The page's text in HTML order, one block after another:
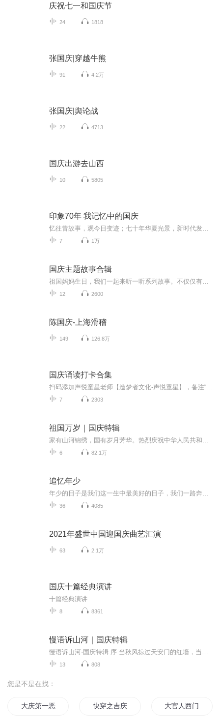
庆祝七一和国庆节
24 1818
张国庆|穿越牛熊
91 4.2万
张国庆|舆论战
22 4713
国庆出游去山西
10 5805
印象70年 我记忆中的国庆
7 1万
国庆主题故事合辑
12 2600
陈国庆-上海滑稽
149 126.8万
国庆诵读打卡合集
7 2303
祖国万岁｜国庆特辑
6 82.1万
追忆年少
36 4085
2021年盛世中国迎国庆曲艺汇演
63 2.1万
国庆十篇经典演讲
十篇经典演讲
8 8361
慢语诉山河｜国庆特辑
13 808
您是不是在找：
大庆第一恶 快穿之吉庆有余 大官人西门庆